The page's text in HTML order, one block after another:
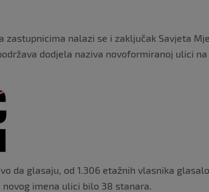
zastupnicima nalazi se i zaključak Savjeta
dodjela naziva novoformiranoj ulici
da glasaju, od 1.306 etažnih vlasnika
imena ulici bilo 38 stanara.